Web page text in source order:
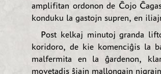
amplifitan ordonon de Ĉojo
konduku la gastojn supren, en
Post kelkaj minutoj granda
koridoro, de kie komenciĝis la
malfermita en la ĝardenon,
movetadis ŝiajn mallongajn